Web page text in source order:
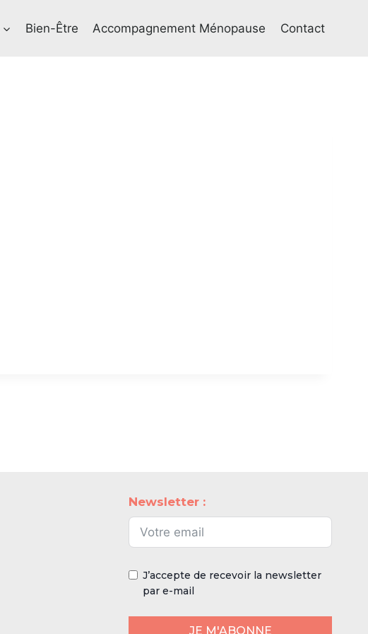
Bien-Être Accompagnement Ménopause Contact
Newsletter :
J’accepte de recevoir la newsletter
par e-mail
JE M'ABONNE